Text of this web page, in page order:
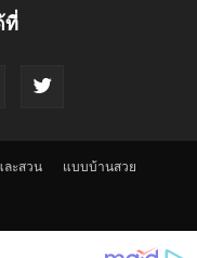
ที่
ะสวน แบบบ้านสวย